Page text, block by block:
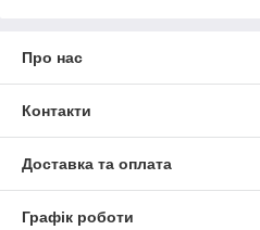
Про нас
Контакти
Доставка та оплата
Графік роботи